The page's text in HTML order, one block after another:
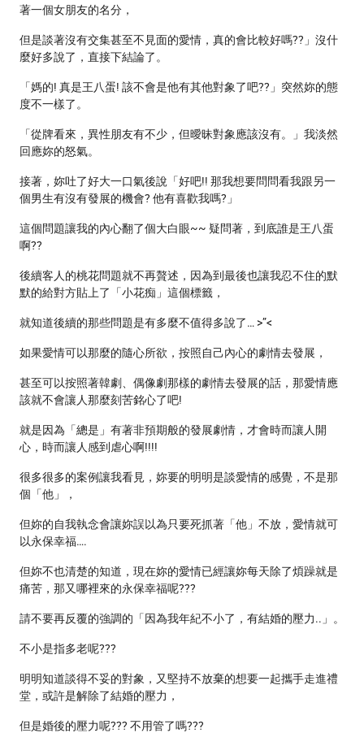
著一個女朋友的名分，
但是談著沒有交集甚至不見面的愛情，真的會比較好嗎??」沒什
麼好多說了，直接下結論了。
「媽的! 真是王八蛋! 該不會是他有其他對象了吧??」突然妳的態
度不一樣了。
「從牌看來，異性朋友有不少，但曖昧對象應該沒有。」我淡然
回應妳的怒氣。
接著，妳吐了好大一口氣後說「好吧!! 那我想要問問看我跟另一
個男生有沒有發展的機會? 他有喜歡我嗎?」
這個問題讓我的內心翻了個大白眼~~ 疑問著，到底誰是王八蛋
啊??
後續客人的桃花問題就不再贅述，因為到最後也讓我忍不住的默
默的給對方貼上了「小花痴」這個標籤，
就知道後續的那些問題是有多麼不值得多說了… >”<
如果愛情可以那麼的隨心所欲，按照自己內心的劇情去發展，
甚至可以按照著韓劇、偶像劇那樣的劇情去發展的話，那愛情應
該就不會讓人那麼刻苦銘心了吧!
就是因為「總是」有著非預期般的發展劇情，才會時而讓人開
心，時而讓人感到虐心啊!!!!
很多很多的案例讓我看見，妳要的明明是談愛情的感覺，不是那
個「他」，
但妳的自我執念會讓妳誤以為只要死抓著「他」不放，愛情就可
以永保幸福….
但妳不也清楚的知道，現在妳的愛情已經讓妳每天除了煩躁就是
痛苦，那又哪裡來的永保幸福呢???
請不要再反覆的強調的「因為我年紀不小了，有結婚的壓力..」。
不小是指多老呢???
明明知道談得不妥的對象，又堅持不放棄的想要一起攜手走進禮
堂，或許是解除了結婚的壓力，
但是婚後的壓力呢??? 不用管了嗎???